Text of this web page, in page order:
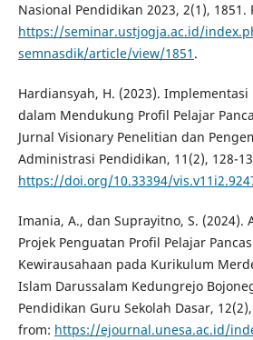
Nasional Pendidikan 2023, 2(1), 1851.
https://seminar.ustjogja.ac.id/
semnasdik/article/view/1851 .
Hardiansyah, H. (2023).
dalam Mendukung Profil Pelajar
Jurnal Visionary Penelitian dan
Administrasi Pendidikan, 11(2), 128-
https://doi.org/10.33394/
Imania, A., dan Suprayitno, S. (2024).
Projek Penguatan Profil Pelajar
Kewirausahaan pada Kurikulum
Islam Darussalam Kedungrejo
Pendidikan Guru Sekolah Dasar,
from: https://ejournal.unesa.ac.id/